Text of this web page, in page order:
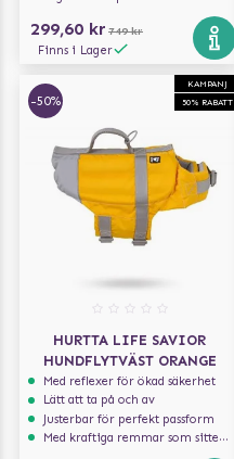
299,60 kr 749 kr
Finns i Lager
KAMPANJ
50% RABATT
-50%
HURTTA LIFE SAVIOR
HUNDFLYTVÄST ORANGE
Med reflexer för ökad säkerhet
Lätt att ta på och av
Justerbar för perfekt passform
Med kraftiga remmar som sitter säkert